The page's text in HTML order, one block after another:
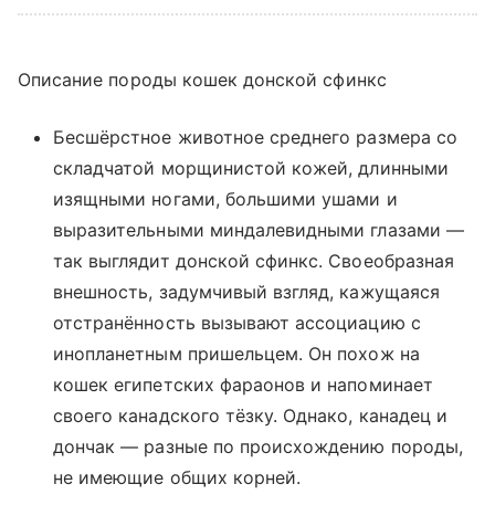
Описание породы кошек донской сфинкс
Бесшёрстное животное среднего размера со
складчатой морщинистой кожей, длинными
изящными ногами, большими ушами и
выразительными миндалевидными глазами —
так выглядит донской сфинкс. Своеобразная
внешность, задумчивый взгляд, кажущаяся
отстранённость вызывают ассоциацию с
инопланетным пришельцем. Он похож на
кошек египетских фараонов и напоминает
своего канадского тёзку. Однако, канадец и
дончак — разные по происхождению породы,
не имеющие общих корней.